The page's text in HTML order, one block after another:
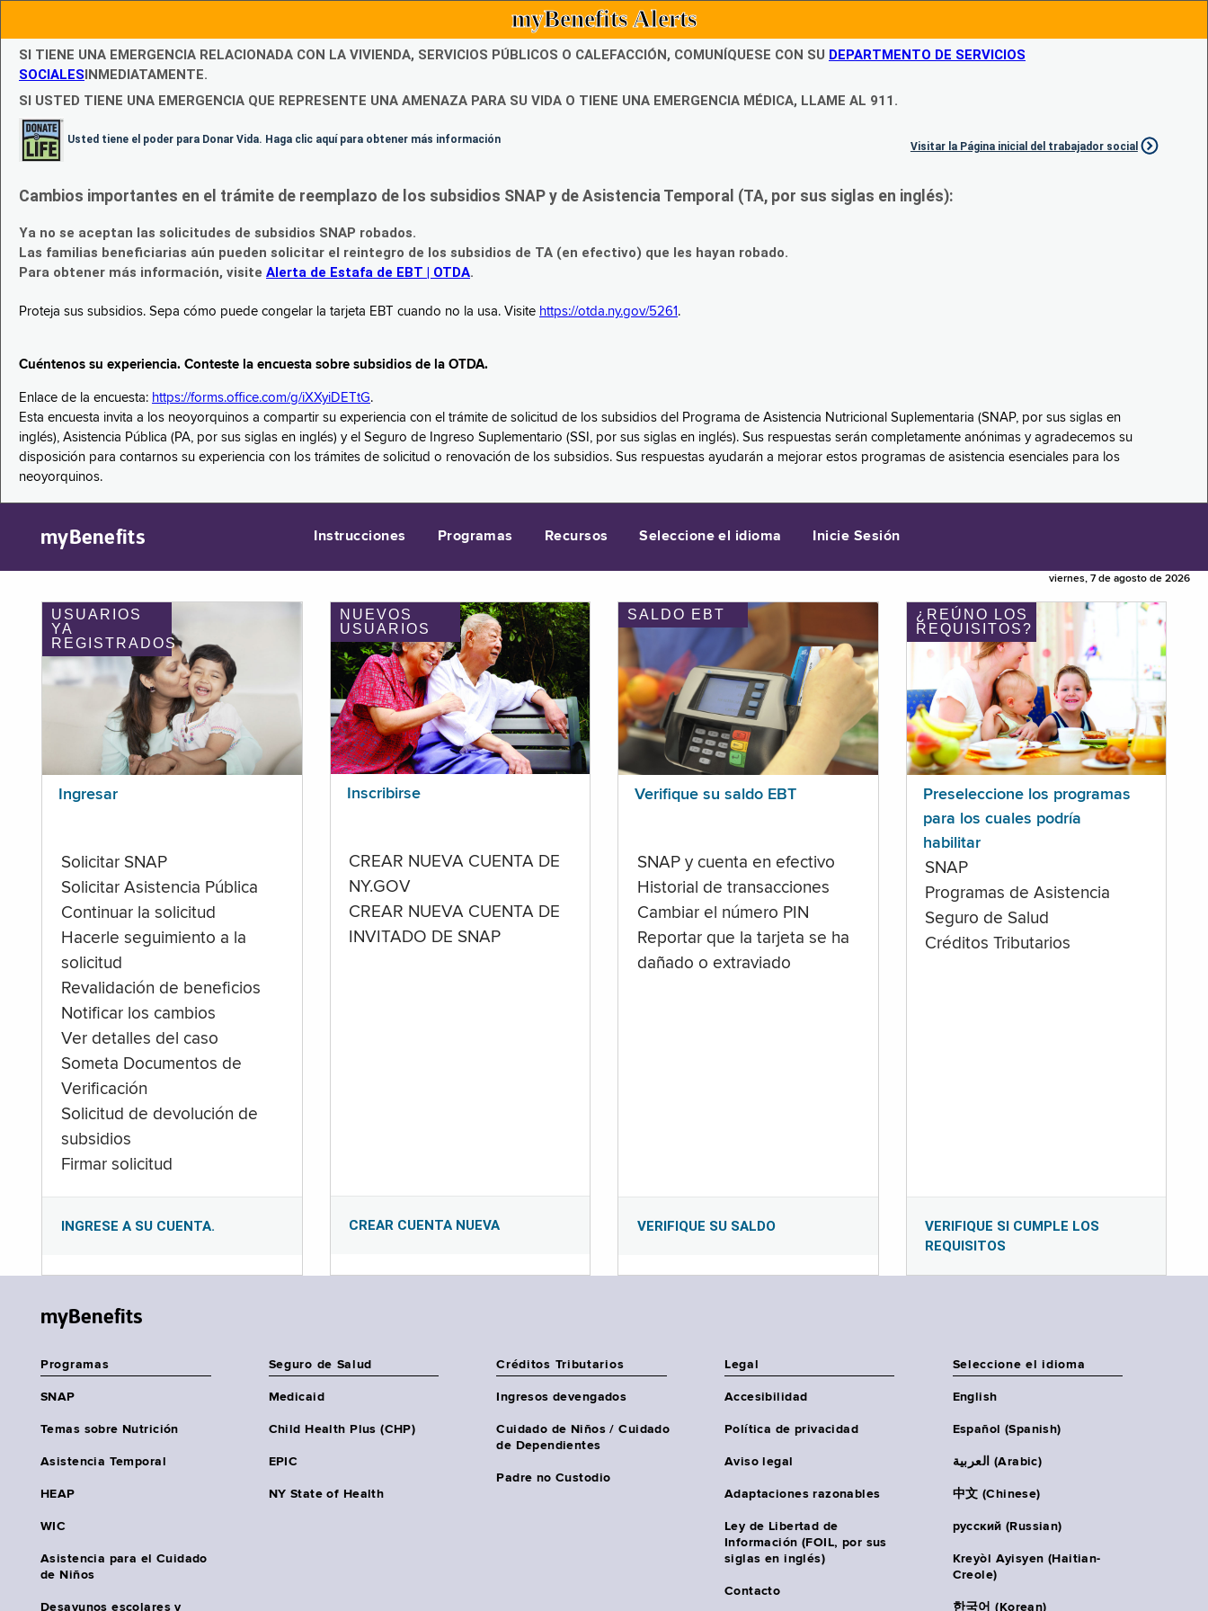
myBenefits Alerts
SI TIENE UNA EMERGENCIA RELACIONADA CON LA VIVIENDA, SERVICIOS PÚBLICOS O CALEFACCIÓN, COMUNÍQUESE CON SU DEPARTMENTO DE SERVICIOS
SOCIALESINMEDIATAMENTE.
SI USTED TIENE UNA EMERGENCIA QUE REPRESENTE UNA AMENAZA PARA SU VIDA O TIENE UNA EMERGENCIA MÉDICA, LLAME AL 911.
Usted tiene el poder para Donar Vida. Haga clic aquí para obtener más información
Visitar la Página inicial del trabajador social
Cambios importantes en el trámite de reemplazo de los subsidios SNAP y de Asistencia Temporal (TA, por sus siglas en inglés):
Ya no se aceptan las solicitudes de subsidios SNAP robados.
Las familias beneficiarias aún pueden solicitar el reintegro de los subsidios de TA (en efectivo) que les hayan robado.
Para obtener más información, visite Alerta de Estafa de EBT | OTDA.
Proteja sus subsidios. Sepa cómo puede congelar la tarjeta EBT cuando no la usa. Visite https://otda.ny.gov/5261 .
Cuéntenos su experiencia. Conteste la encuesta sobre subsidios de la OTDA.
Enlace de la encuesta: https://forms.office.com/g/iXXyiDETtG.
Esta encuesta invita a los neoyorquinos a compartir su experiencia con el trámite de solicitud de los subsidios del Programa de Asistencia Nutricional Suplementaria (SNAP, por sus siglas en
inglés), Asistencia Pública (PA, por sus siglas en inglés) y el Seguro de Ingreso Suplementario (SSI, por sus siglas en inglés). Sus respuestas serán completamente anónimas y agradecemos su
disposición para contarnos su experiencia con los trámites de solicitud o renovación de los subsidios. Sus respuestas ayudarán a mejorar estos programas de asistencia esenciales para los
neoyorquinos.
myBenefits Instrucciones Programas Recursos Seleccione el idioma Inicie Sesión
viernes, 7 de agosto de 2026
USUARIOS
YA
REGISTRADOS
Ingresar
Solicitar SNAP
Solicitar Asistencia Pública
Continuar la solicitud
Hacerle seguimiento a la
solicitud
Revalidación de beneficios
Notificar los cambios
Ver detalles del caso
Someta Documentos de
Verificación
Solicitud de devolución de
subsidios
Firmar solicitud
INGRESE A SU CUENTA.
NUEVOS
USUARIOS
Inscribirse
CREAR NUEVA CUENTA DE
NY.GOV
CREAR NUEVA CUENTA DE
INVITADO DE SNAP
CREAR CUENTA NUEVA
SALDO EBT
Verifique su saldo EBT
SNAP y cuenta en efectivo
Historial de transacciones
Cambiar el número PIN
Reportar que la tarjeta se ha
dañado o extraviado
VERIFIQUE SU SALDO
¿REÚNO LOS
REQUISITOS?
Preseleccione los programas
para los cuales podría
habilitar
SNAP
Programas de Asistencia
Seguro de Salud
Créditos Tributarios
VERIFIQUE SI CUMPLE LOS
REQUISITOS
myBenefits
Programas
SNAP
Temas sobre Nutrición
Asistencia Temporal
HEAP
WIC
Asistencia para el Cuidado
de Niños
Desayunos escolares y
Seguro de Salud
Medicaid
Child Health Plus (CHP)
EPIC
NY State of Health
Créditos Tributarios
Ingresos devengados
Cuidado de Niños / Cuidado
de Dependientes
Padre no Custodio
Legal
Accesibilidad
Política de privacidad
Aviso legal
Adaptaciones razonables
Ley de Libertad de
Información (FOIL, por sus
siglas en inglés)
Contacto
Seleccione el idioma
English
Español (Spanish)
العربية (Arabic)
中文 (Chinese)
русский (Russian)
Kreyòl Ayisyen (Haitian-
Creole)
한국어 (Korean)